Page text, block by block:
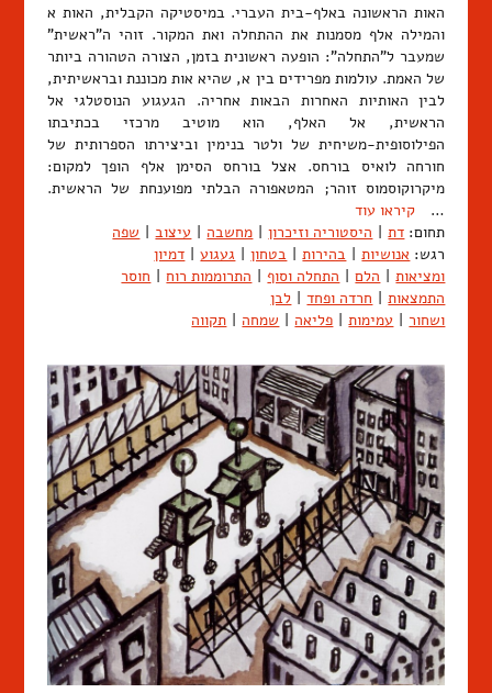
האות הראשונה באלף-בית העברי. במיסטיקה הקבלית, האות א
והמילה אלף מסמנות את ההתחלה ואת המקור. זוהי ה"ראשית"
שמעבר ל"התחלה": הופעה ראשונית בזמן, הצורה הטהורה ביותר
של האמת. עולמות מפרידים בין א, שהיא אות מכוננת ובראשיתית,
לבין האותיות האחרות הבאות אחריה. הגעגוע הנוסטלגי אל
הראשית, אל האלף, הוא מוטיב מרכזי בכתיבתו
הפילוסופית-משיחית של ולטר בנימין וביצירתו הספרותית של
חורחה לואיס בורחס. אצל בורחס הסימן אלף הופך למקום:
מיקרוקוסמוס זוהר; המטאפורה הבלתי מפוענחת של הראשית.
… קיראו עוד
תחום: דת | היסטוריה וזיכרון | מחשבה | עיצוב | שפה
רגש: אנושיות | בהירות | בטחון | געגוע | דמיון
ומציאות | הלם | התחלה וסוף | התרוממות רוח | חוסר
התמצאות | חרדה ופחד | לבן
ושחור | עמימות | פליאה | שמחה | תקווה